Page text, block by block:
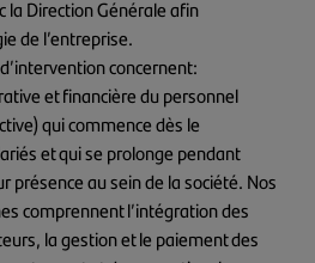
la Direction Générale afin
de l’entreprise.
concernent:
et financière du personnel
qui commence dès le
et qui se prolonge pendant
présence au sein de la société. Nos
comprennent l’intégration des
la gestion et le paiement des